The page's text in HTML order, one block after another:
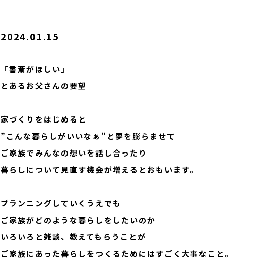
2024.01.15
「書斎がほしい」
とあるお父さんの要望
家づくりをはじめると
”こんな暮らしがいいなぁ”と夢を膨らませて
ご家族でみんなの想いを話し合ったり
暮らしについて見直す機会が増えるとおもいます。
プランニングしていくうえでも
ご家族がどのような暮らしをしたいのか
いろいろと雑談、教えてもらうことが
ご家族にあった暮らしをつくるためにはすごく大事なこと。